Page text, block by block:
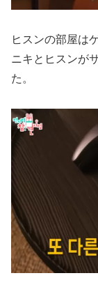
ヒスンの部屋は
ニキとヒスンが
た。